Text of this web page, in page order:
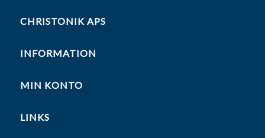
CHRISTONIK APS
INFORMATION
MIN KONTO
LINKS